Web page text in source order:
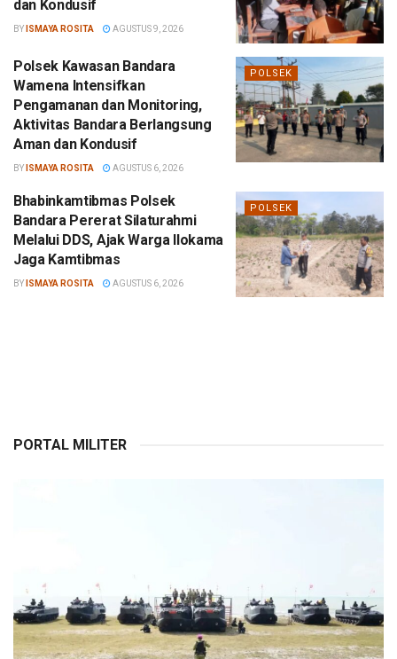
dan Kondusif
BY ISMAYA ROSITA AGUSTUS 9, 2026
POLSEK
Polsek Kawasan Bandara
Wamena Intensifkan
Pengamanan dan Monitoring,
Aktivitas Bandara Berlangsung
Aman dan Kondusif
BY ISMAYA ROSITA AGUSTUS 6, 2026
POLSEK
Bhabinkamtibmas Polsek
Bandara Pererat Silaturahmi
Melalui DDS, Ajak Warga Ilokama
Jaga Kamtibmas
BY ISMAYA ROSITA AGUSTUS 6, 2026
PORTAL MILITER